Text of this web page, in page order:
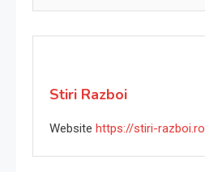
Stiri Razboi
Website https://stiri-razboi.ro